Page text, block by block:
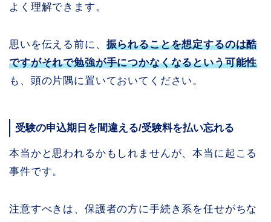
よく理解できます。
思いを伝える前に、 振られることを想定するのは酷
ですがそれで勉強が手につかなくなるという可能性
も、頭の片隅に置いておいてください。
受験の申込期日を間違える/受験料を払い忘れる
本当かと思われるかもしれませんが、本当に起こる
事件です。
注意すべきは、保護者の方に手続き系を任せがちな